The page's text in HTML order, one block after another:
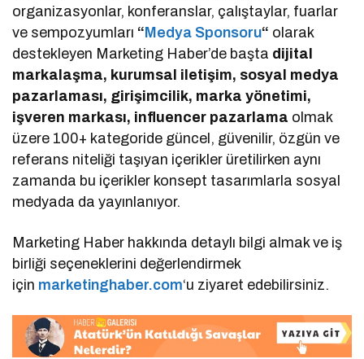
organizasyonlar, konferanslar, çalıştaylar, fuarlar
ve sempozyumları “ Medya Sponsoru“ olarak
destekleyen Marketing Haber’de başta dijital
markalaşma, kurumsal iletişim, sosyal medya
pazarlaması, girişimcilik, marka yönetimi,
işveren markası, influencer pazarlama olmak
üzere 100+ kategoride güncel, güvenilir, özgün ve
referans niteliği taşıyan içerikler üretilirken aynı
zamanda bu içerikler konsept tasarımlarla sosyal
medyada da yayınlanıyor.
Marketing Haber hakkında detaylı bilgi almak ve iş
birliği seçeneklerini değerlendirmek
için marketinghaber.com‘u ziyaret edebilirsiniz.